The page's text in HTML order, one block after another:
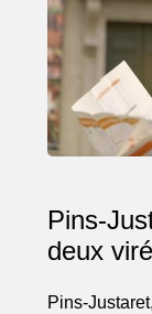
Pins-
deux
Pins-